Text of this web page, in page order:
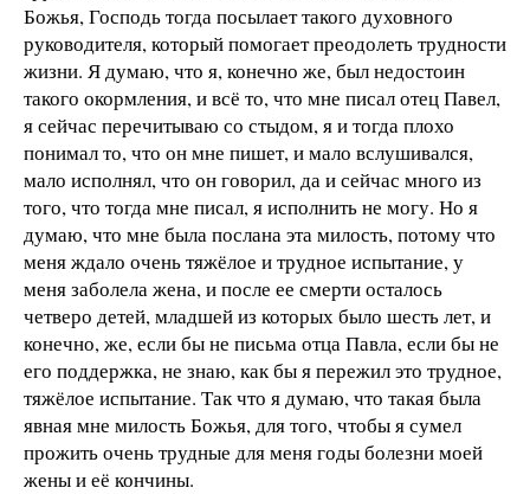
Божья, Господь тогда посылает такого духовного
руководителя, который помогает преодолеть трудности
жизни. Я думаю, что я, конечно же, был недостоин
такого окормления, и всё то, что мне писал отец Павел,
я сейчас перечитываю со стыдом, я и тогда плохо
понимал то, что он мне пишет, и мало вслушивался,
мало исполнял, что он говорил, да и сейчас много из
того, что тогда мне писал, я исполнить не могу. Но я
думаю, что мне была послана эта милость, потому что
меня ждало очень тяжёлое и трудное испытание, у
меня заболела жена, и после ее смерти осталось
четверо детей, младшей из которых было шесть лет, и
конечно, же, если бы не письма отца Павла, если бы не
его поддержка, не знаю, как бы я пережил это трудное,
тяжёлое испытание. Так что я думаю, что такая была
явная мне милость Божья, для того, чтобы я сумел
прожить очень трудные для меня годы болезни моей
жены и её кончины.